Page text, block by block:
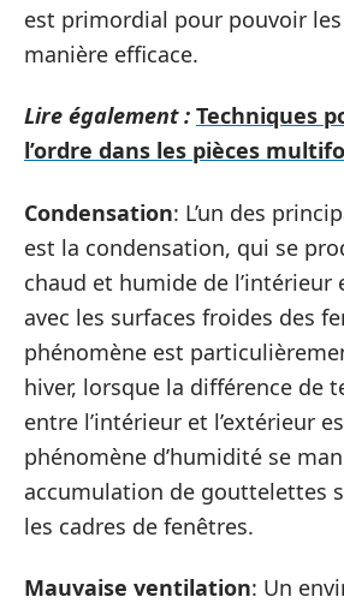
est primordial pour pouvoir
manière efficace.
Lire également : Techniques
l’ordre dans les pièces
Condensation: L’un des
est la condensation, qui se
chaud et humide de l’intérieur
avec les surfaces froides des
phénomène est
hiver, lorsque la différence de
entre l’intérieur et l’extérieur
phénomène d’humidité se
accumulation de gouttelettes
les cadres de fenêtres.
Mauvaise ventilation: Un